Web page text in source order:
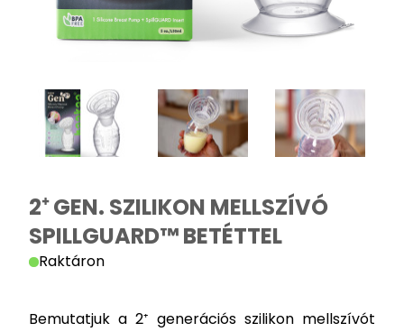
2⁺ GEN. SZILIKON MELLSZÍVÓ
SPILLGUARD™ BETÉTTEL
Raktáron
Bemutatjuk a 2⁺ generációs szilikon mellszívót